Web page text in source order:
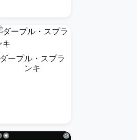
ダープル・スプラ
ンキ